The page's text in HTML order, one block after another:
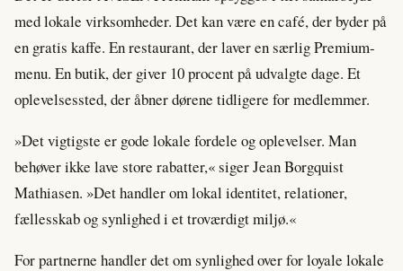
med lokale virksomheder. Det kan være en café, der byder på
en gratis kaffe. En restaurant, der laver en særlig Premium-
menu. En butik, der giver 10 procent på udvalgte dage. Et
oplevelsessted, der åbner dørene tidligere for medlemmer.
»Det vigtigste er gode lokale fordele og oplevelser. Man
behøver ikke lave store rabatter,« siger Jean Borgquist
Mathiasen. »Det handler om lokal identitet, relationer,
fællesskab og synlighed i et troværdigt miljø.«
For partnerne handler det om synlighed over for loyale lokale